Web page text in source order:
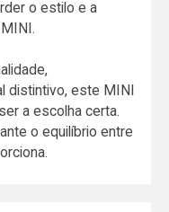
o estilo e a
distintivo, este MINI
a escolha certa.
o equilíbrio entre